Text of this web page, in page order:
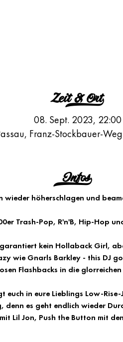
Zeit & Ort>
08. Sept. 2023, 22:00
Franz-Stockbauer-
Infos>
wieder höherschlagen und
Trash-Pop, R'n'B, Hip-Hop
garantiert kein Hollaback Girl,
wie Gnarls Barkley - this DJ
Flashbacks in die
in eure Lieblings Low-
denn es geht endlich wieder
Lil Jon, Push the Button mit